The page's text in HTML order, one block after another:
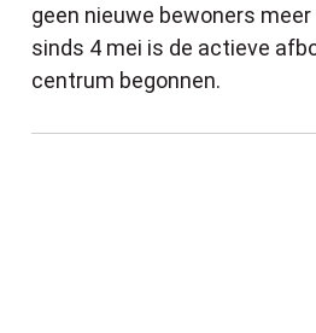
geen nieuwe bewoners
sinds 4 mei is de actieve
centrum begonnen.